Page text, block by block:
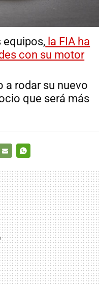
equipos, la FIA ha
con su motor
a rodar su nuevo
que será más
MAIL